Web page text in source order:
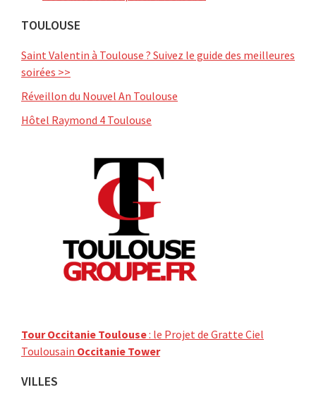
TOULOUSE
Saint Valentin à Toulouse ? Suivez le guide des meilleures
soirées >>
Réveillon du Nouvel An Toulouse
Hôtel Raymond 4 Toulouse
Tour Occitanie Toulouse: le Projet de Gratte Ciel
Toulousain Occitanie Tower
VILLES